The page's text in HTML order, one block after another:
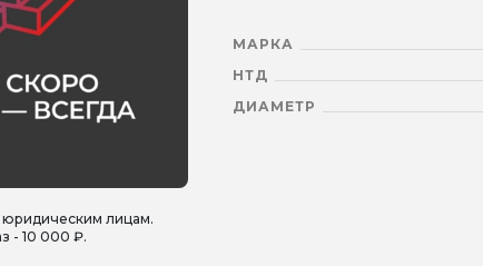
МАРКА
НТД
ДИАМЕТР
юридическим лицам.
- 10 000 ₽.